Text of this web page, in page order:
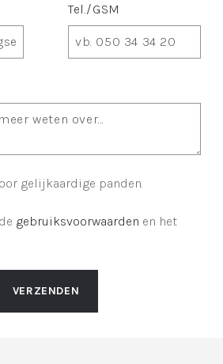
Tel./GSM
gelijkaardige panden.
gebruiksvoorwaarden en het
VERZENDEN